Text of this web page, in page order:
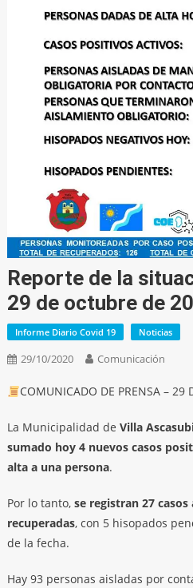
Reporte de la
29 de octubre de
Informe Diario Covid 19 Noticias
29/10/2020 Comunicación
COMUNICADO DE PRENSA – 29
La Municipalidad de Villa
sumado hoy 4 nuevos casos
alta a una persona.
Por lo tanto, se registran 27 casos
recuperadas, con 5 hisopados
de la fecha.
Hay 93 personas aisladas por